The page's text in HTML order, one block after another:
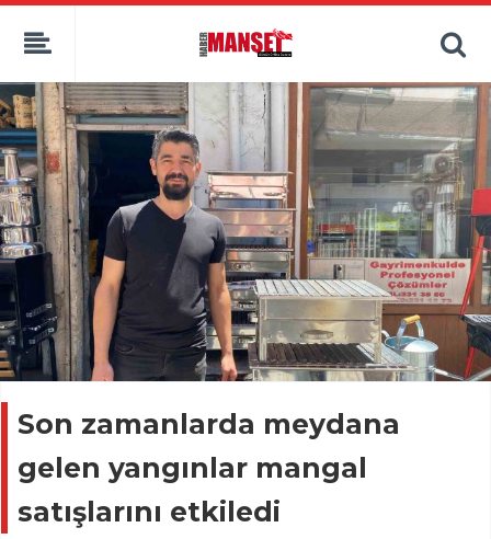
Son zamanlarda meydana
gelen yangınlar mangal
satışlarını etkiledi